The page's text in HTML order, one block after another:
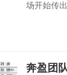
场开始传
奔盈团